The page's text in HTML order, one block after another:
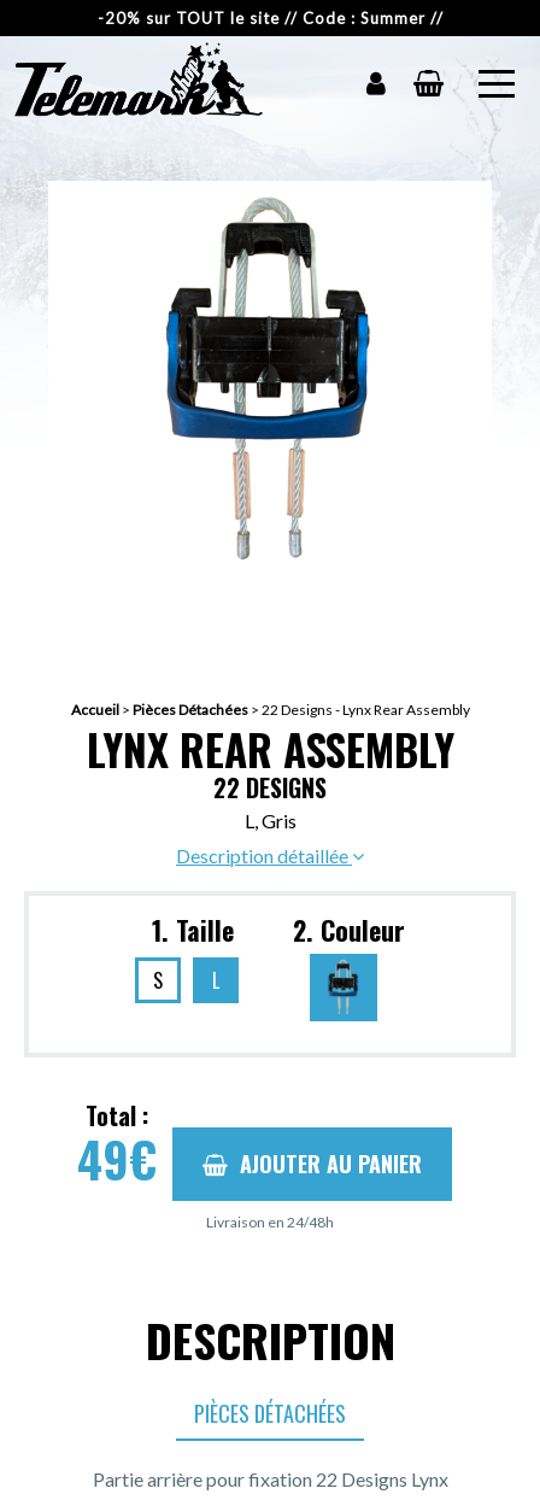
-20% sur TOUT le site // Code : Summer //
Accueil> Pièces Détachées> 22 Designs - Lynx Rear Assembly
LYNX REAR ASSEMBLY
22 DESIGNS
L, Gris
Description détaillée
1. Taille
S L
2. Couleur
Total :
49€ AJOUTER AU PANIER
Livraison en 24/48h
DESCRIPTION
PIÈCES DÉTACHÉES
Partie arrière pour fixation 22 Designs Lynx